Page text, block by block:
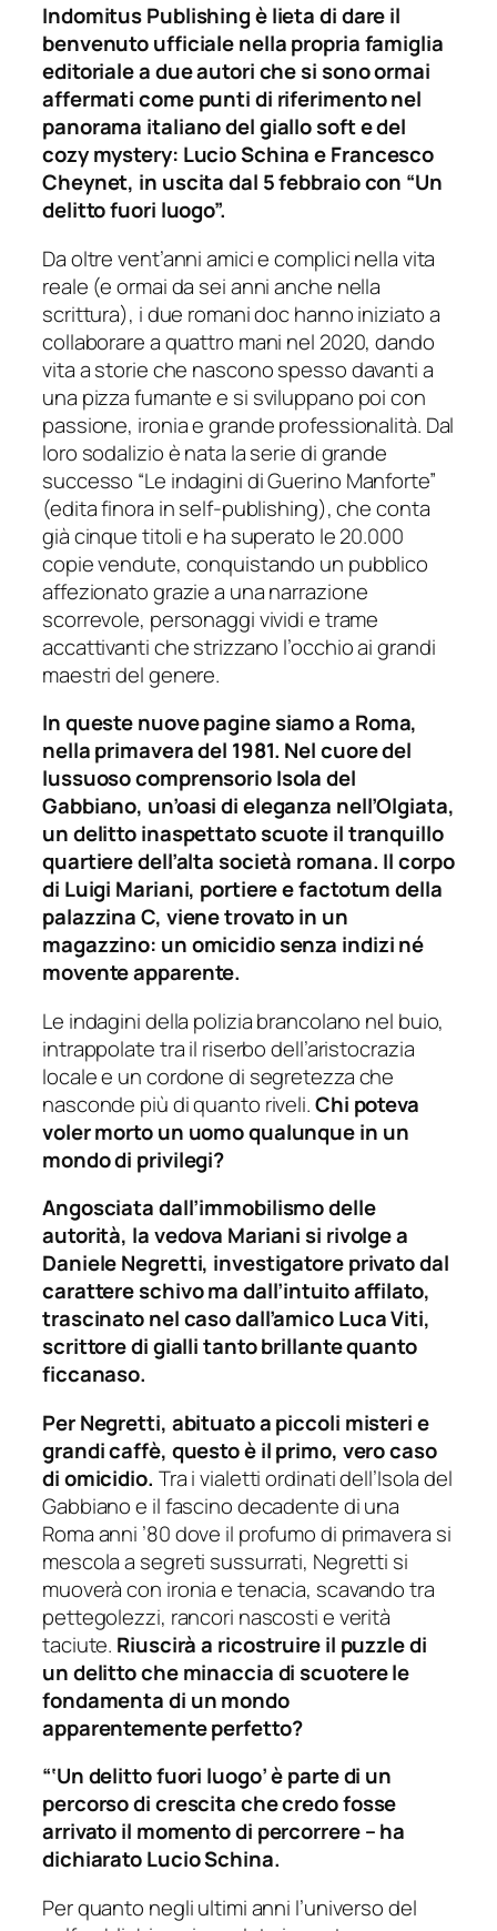
Indomitus Publishing è lieta di dare il
benvenuto ufficiale nella propria famiglia
editoriale a due autori che si sono ormai
affermati come punti di riferimento nel
panorama italiano del giallo soft e del
cozy mystery: Lucio Schina e Francesco
Cheynet, in uscita dal 5 febbraio con “Un
delitto fuori luogo”.
Da oltre vent’anni amici e complici nella vita
reale (e ormai da sei anni anche nella
scrittura), i due romani doc hanno iniziato a
collaborare a quattro mani nel 2020, dando
vita a storie che nascono spesso davanti a
una pizza fumante e si sviluppano poi con
passione, ironia e grande professionalità. Dal
loro sodalizio è nata la serie di grande
successo “Le indagini di Guerino Manforte”
(edita finora in self-publishing), che conta
già cinque titoli e ha superato le 20.000
copie vendute, conquistando un pubblico
affezionato grazie a una narrazione
scorrevole, personaggi vividi e trame
accattivanti che strizzano l’occhio ai grandi
maestri del genere.
In queste nuove pagine siamo a Roma,
nella primavera del 1981. Nel cuore del
lussuoso comprensorio Isola del
Gabbiano, un’oasi di eleganza nell’Olgiata,
un delitto inaspettato scuote il tranquillo
quartiere dell’alta società romana. Il corpo
di Luigi Mariani, portiere e factotum della
palazzina C, viene trovato in un
magazzino: un omicidio senza indizi né
movente apparente.
Le indagini della polizia brancolano nel buio,
intrappolate tra il riserbo dell’aristocrazia
locale e un cordone di segretezza che
nasconde più di quanto riveli.Chi poteva
voler morto un uomo qualunque in un
mondo di privilegi?
Angosciata dall’immobilismo delle
autorità, la vedova Mariani si rivolge a
Daniele Negretti, investigatore privato dal
carattere schivo ma dall’intuito affilato,
trascinato nel caso dall’amico Luca Viti,
scrittore di gialli tanto brillante quanto
ficcanaso.
Per Negretti, abituato a piccoli misteri e
grandi caffè, questo è il primo, vero caso
di omicidio. Tra i vialetti ordinati dell’Isola del
Gabbiano e il fascino decadente di una
Roma anni ’80 dove il profumo di primavera si
mescola a segreti sussurrati, Negretti si
muoverà con ironia e tenacia, scavando tra
pettegolezzi, rancori nascosti e verità
taciute. Riuscirà a ricostruire il puzzle di
un delitto che minaccia di scuotere le
fondamenta di un mondo
apparentemente perfetto?
“‘Un delitto fuori luogo’ è parte di un
percorso di crescita che credo fosse
arrivato il momento di percorrere – ha
dichiarato Lucio Schina.
Per quanto negli ultimi anni l’universo del